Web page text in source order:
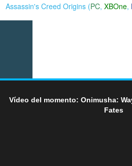
Assassin's Creed Origins (PC,XBOne,
Vídeo del momento: Onimusha:
Fates